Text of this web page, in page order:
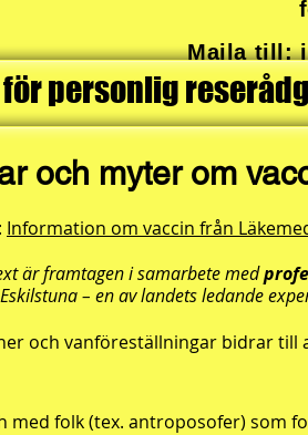
Maila till:
personlig
och myter om
Information om vaccin från
är framtagen i samarbete med
– en av landets ledande
och vanföreställningar bidrar
med folk(tex. antroposofer) som